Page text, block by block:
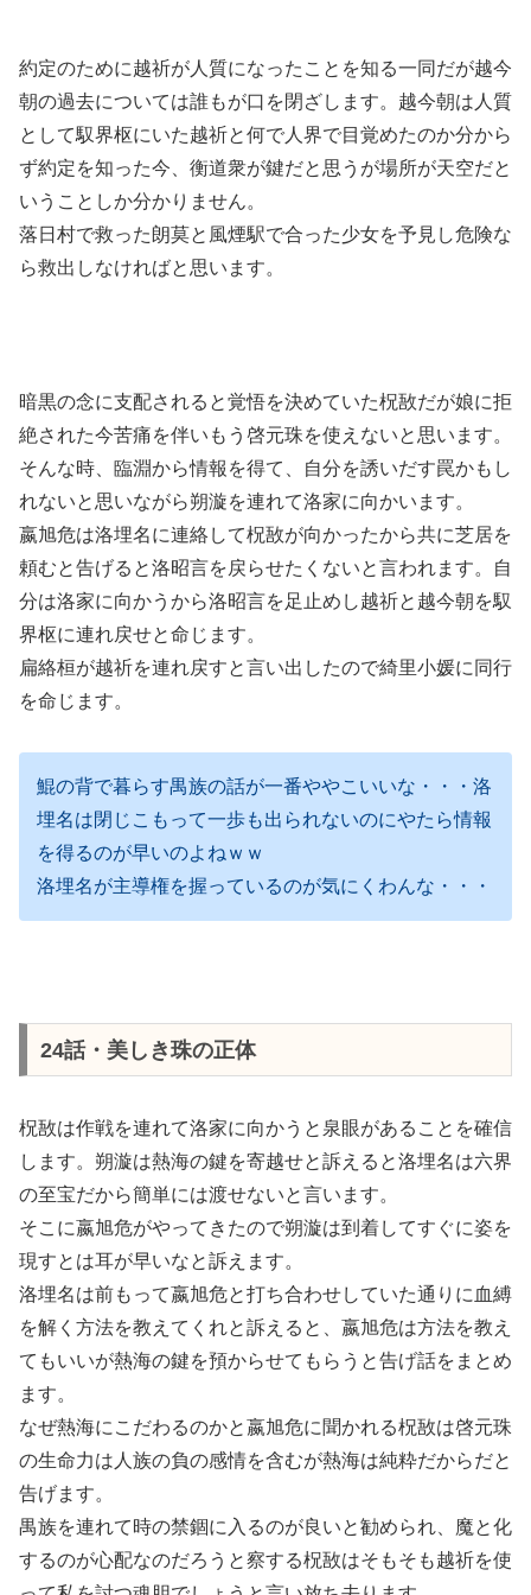
約定のために越祈が人質になったことを知る一同だが越今
朝の過去については誰もが口を閉ざします。越今朝は人質
として馭界枢にいた越祈と何で人界で目覚めたのか分から
ず約定を知った今、衡道衆が鍵だと思うが場所が天空だと
いうことしか分かりません。
落日村で救った朗莫と風煙駅で合った少女を予見し危険な
ら救出しなければと思います。
暗黒の念に支配されると覚悟を決めていた柷敔だが娘に拒
絶された今苦痛を伴いもう啓元珠を使えないと思います。
そんな時、臨淵から情報を得て、自分を誘いだす罠かもし
れないと思いながら朔漩を連れて洛家に向かいます。
嬴旭危は洛埋名に連絡して柷敔が向かったから共に芝居を
頼むと告げると洛昭言を戻らせたくないと言われます。自
分は洛家に向かうから洛昭言を足止めし越祈と越今朝を馭
界枢に連れ戻せと命じます。
扁絡桓が越祈を連れ戻すと言い出したので綺里小媛に同行
を命じます。
鯤の背で暮らす禺族の話が一番ややこいいな・・・洛
埋名は閉じこもって一歩も出られないのにやたら情報
を得るのが早いのよねｗｗ
洛埋名が主導権を握っているのが気にくわんな・・・
24話・美しき珠の正体
柷敔は作戦を連れて洛家に向かうと泉眼があることを確信
します。朔漩は熱海の鍵を寄越せと訴えると洛埋名は六界
の至宝だから簡単には渡せないと言います。
そこに嬴旭危がやってきたので朔漩は到着してすぐに姿を
現すとは耳が早いなと訴えます。
洛埋名は前もって嬴旭危と打ち合わせしていた通りに血縛
を解く方法を教えてくれと訴えると、嬴旭危は方法を教え
てもいいが熱海の鍵を預からせてもらうと告げ話をまとめ
ます。
なぜ熱海にこだわるのかと嬴旭危に聞かれる柷敔は啓元珠
の生命力は人族の負の感情を含むが熱海は純粋だからだと
告げます。
禺族を連れて時の禁錮に入るのが良いと勧められ、魔と化
するのが心配なのだろうと察する柷敔はそもそも越祈を使